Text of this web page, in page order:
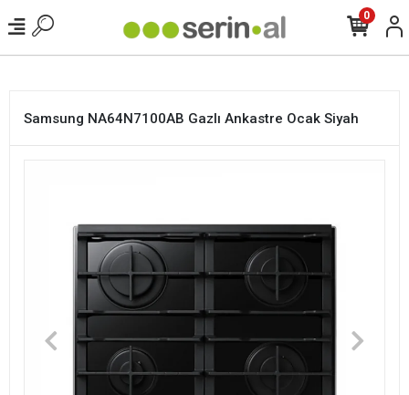
0
Samsung NA64N7100AB Gazlı Ankastre Ocak Siyah